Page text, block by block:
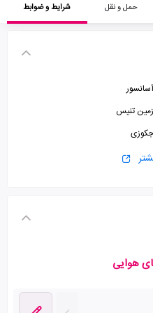
حمل و نقل شرایط و ضوابط
آسانسور
زمین تنیس
جکوزی
هوایی